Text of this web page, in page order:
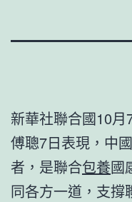
新華社聯合國10
傅聰7日表現，中
者，是聯合包養國
同各方一道，支撐